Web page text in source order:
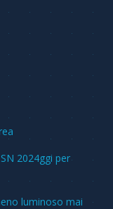
2024ggi per
luminoso mai